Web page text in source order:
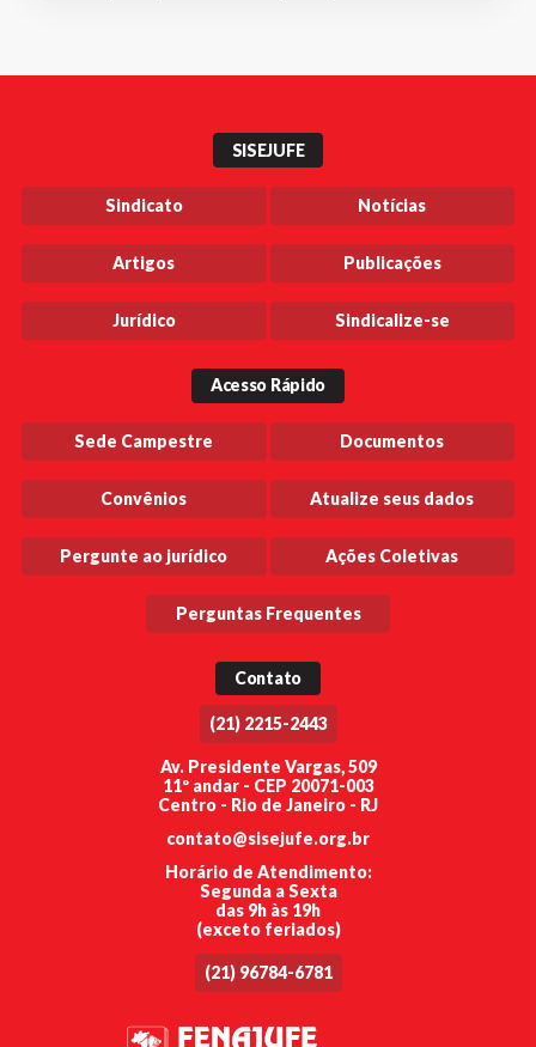
SISEJUFE
Sindicato Notícias
Artigos Publicações
Jurídico Sindicalize-se
Acesso Rápido
Sede Campestre Documentos
Convênios Atualize seus dados
Pergunte ao jurídico Ações Coletivas
Perguntas Frequentes
Contato
(21) 2215-2443
Av. Presidente Vargas, 509
11º andar - CEP 20071-003
Centro - Rio de Janeiro - RJ
contato@sisejufe.org.br
Horário de Atendimento:
Segunda a Sexta
das 9h às 19h
(exceto feriados)
(21) 96784-6781